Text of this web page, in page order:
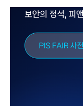
FaceLocker ·